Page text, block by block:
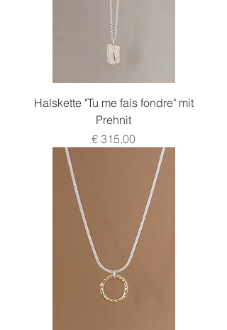
Halskette "Tu me fais fondre" mit
Prehnit
Preis
€ 315,00